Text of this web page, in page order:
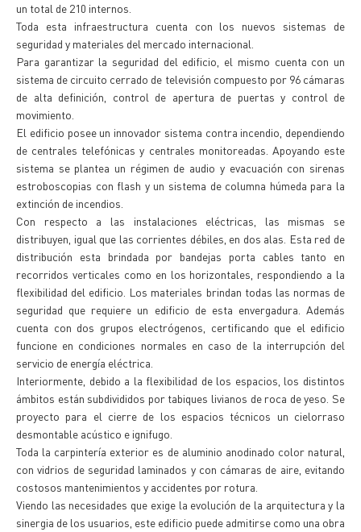
un total de 210 internos.
Toda esta infraestructura cuenta con los nuevos sistemas de
seguridad y materiales del mercado internacional.
Para garantizar la seguridad del edificio, el mismo cuenta con un
sistema de circuito cerrado de televisión compuesto por 96 cámaras
de alta definición, control de apertura de puertas y control de
movimiento.
El edificio posee un innovador sistema contra incendio, dependiendo
de centrales telefónicas y centrales monitoreadas. Apoyando este
sistema se plantea un régimen de audio y evacuación con sirenas
estroboscopias con flash y un sistema de columna húmeda para la
extinción de incendios.
Con respecto a las instalaciones eléctricas, las mismas se
distribuyen, igual que las corrientes débiles, en dos alas. Esta red de
distribución esta brindada por bandejas porta cables tanto en
recorridos verticales como en los horizontales, respondiendo a la
flexibilidad del edificio. Los materiales brindan todas las normas de
seguridad que requiere un edificio de esta envergadura. Además
cuenta con dos grupos electrógenos, certificando que el edificio
funcione en condiciones normales en caso de la interrupción del
servicio de energía eléctrica.
Interiormente, debido a la flexibilidad de los espacios, los distintos
ámbitos están subdivididos por tabiques livianos de roca de yeso. Se
proyecto para el cierre de los espacios técnicos un cielorraso
desmontable acústico e ignifugo.
Toda la carpintería exterior es de aluminio anodinado color natural,
con vidrios de seguridad laminados y con cámaras de aire, evitando
costosos mantenimientos y accidentes por rotura.
Viendo las necesidades que exige la evolución de la arquitectura y la
sinergia de los usuarios, este edificio puede admitirse como una obra